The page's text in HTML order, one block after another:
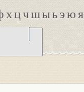
хцчшыьэюя